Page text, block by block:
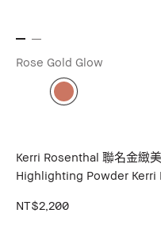
Rose Gold Glow
Kerri Rosenthal 聯名金緻
Highlighting Powder
NT$2,200